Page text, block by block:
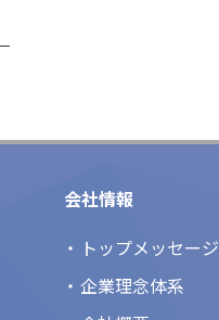
会社情報
トップメッセージ
企業理念体系